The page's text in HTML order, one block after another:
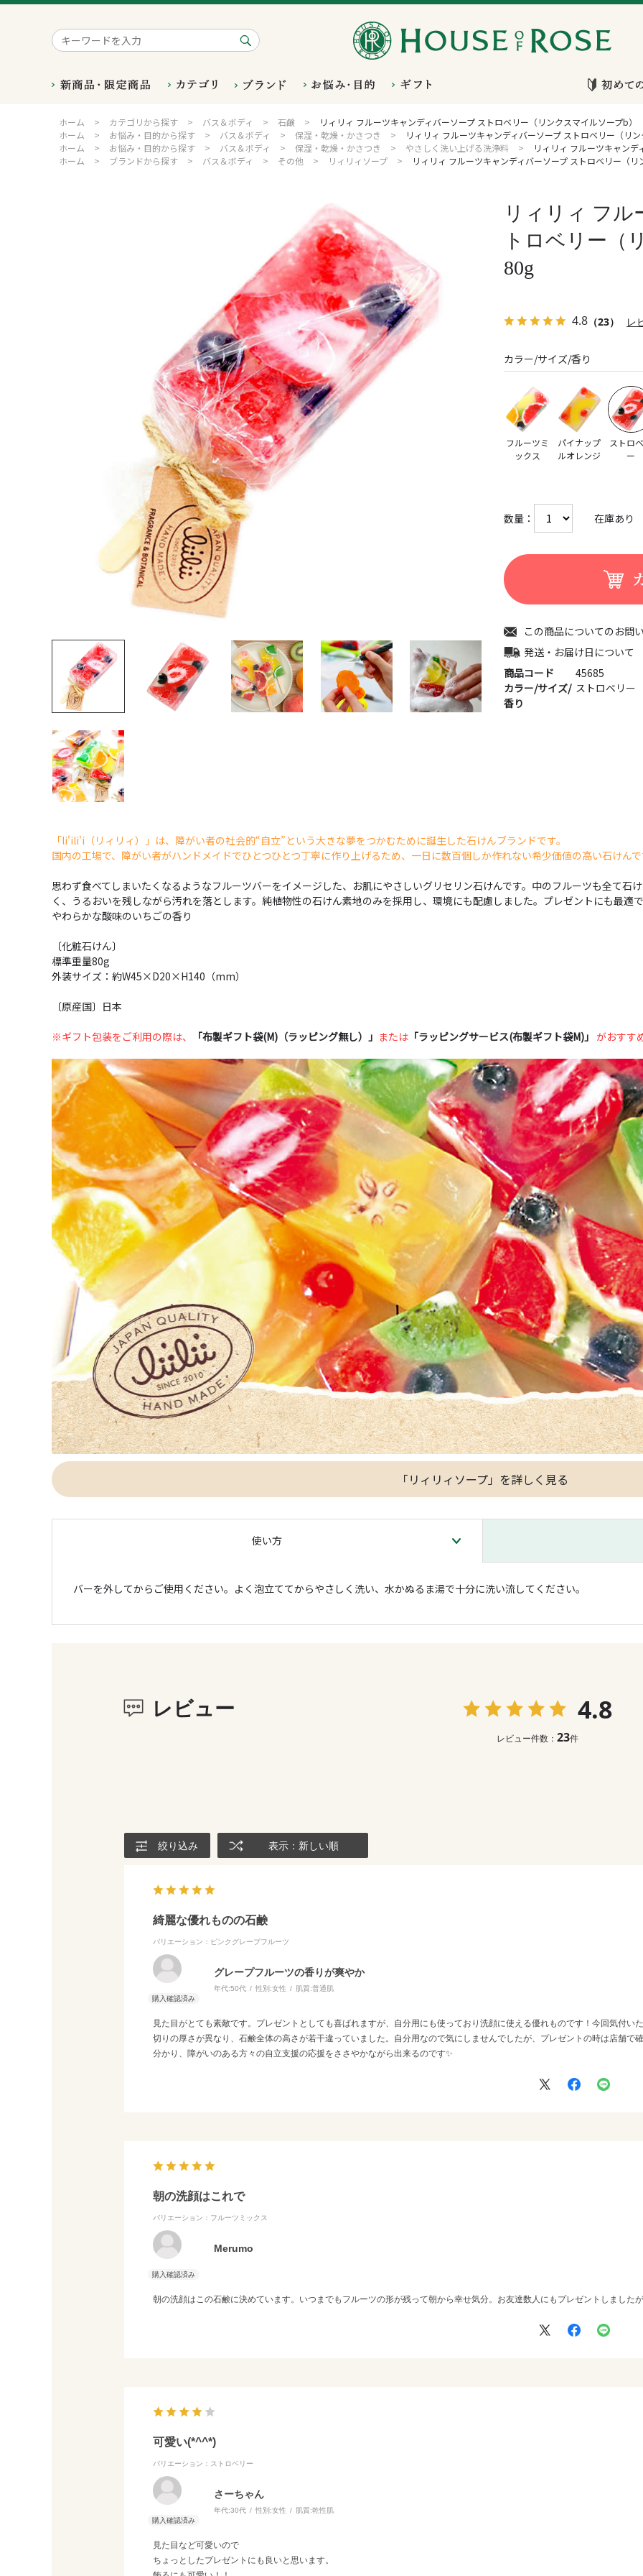
ホーム > カテゴリから探す > バス＆ボディ > 石鹸 >
リィリィ フルーツキャンディバーソープ ストロベリー（リンクスマイルソープb
ホーム
> お悩み・目的から探す > バス＆ボディ > 保湿・乾燥・かさつき >
リィリィ フルーツキャンディバーソープ ストロベリー（リ
ホーム
> お悩み・目的から探す > バス＆ボディ > 保湿・乾燥・かさつき > やさしく洗い上げる洗浄料 >
リィリィ フルーツキャン
ホーム
> ブランドから探す > バス＆ボディ > その他 > リィリィソープ > リィリィ フルーツキャンディバーソープ ストロベリー（
この商品についてのお問
発送・お届け日について
リィリィ フ
トロベリー
80g
4.8 （23） レ
数量： 在庫あり
商品コード
45685
カラー/サイズ/
香り
ストロベリー
カラー/サイズ/香り
フルーツミ
ックス
パイナップ
ルオレンジ
ストロ
ー
「li'ili'i（リィリィ）」は、障がい者の社会的“自立”という大きな夢をつかむために誕生した石けんブランドです。
国内の工場で、障がい者がハンドメイドでひとつひとつ丁寧に作り上げるため、一日に数百個しか作れない希少価値の高い石けん
思わず食べてしまいたくなるようなフルーツバーをイメージした、お肌にやさしいグリセリン石けんです。中のフルーツも全て石
く、うるおいを残しながら汚れを落とします。純植物性の石けん素地のみを採用し、環境にも配慮しました。プレゼントにも最適
やわらかな酸味のいちごの香り
〔化粧石けん〕
標準重量80g
外装サイズ：約W45×D20×H140（mm）
〔原産国〕日本
※ギフト包装をご利用の際は、 「布製ギフト袋(M)（ラッピング無し）」 または 「ラッピングサービス(布製ギフト袋M)」 がおすす
「リィリィソープ」を詳しく見る
使い方
バーを外してからご使用ください。よく泡立ててからやさしく洗い、水かぬるま湯で十分に洗い流してください。
レビュー 4.8
レビュー件数： 23件
絞り込み 表示：新しい順
綺麗な優れものの石鹸
バリエーション：ピンクグレープフルーツ
グレープフルーツの香りが爽やか
年代:50代 性別:女性 肌質:普通肌
見た目がとても素敵です。プレゼントとしても喜ばれますが、自分用にも使っており洗顔に使える優れものです！今回気付い
切りの厚さが異なり、石鹸全体の高さが若干違っていました。自分用なので気にしませんでしたが、プレゼントの時は店舗で
分かり、障がいのある方々の自立支援の応援をささやかながら出来るのです✨
朝の洗顔はこれで
バリエーション：フルーツミックス
Merumo
朝の洗顔はこの石鹸に決めています。いつまでもフルーツの形が残って朝から幸せ気分。お友達数人にもプレゼントしました
可愛い(*^^*)
バリエーション：ストロベリー
さーちゃん
年代:30代 性別:女性 肌質:乾性肌
見た目など可愛いので
ちょっとしたプレゼントにも良いと思います。